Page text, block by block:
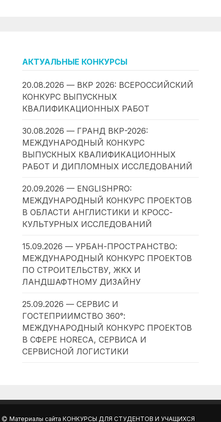
АКТУАЛЬНЫЕ КОНКУРСЫ
20.08.2026 — ВКР 2026: ВСЕРОССИЙСКИЙ
КОНКУРС ВЫПУСКНЫХ
КВАЛИФИКАЦИОННЫХ РАБОТ
30.08.2026 — ГРАНД ВКР-2026:
МЕЖДУНАРОДНЫЙ КОНКУРС
ВЫПУСКНЫХ КВАЛИФИКАЦИОННЫХ
РАБОТ И ДИПЛОМНЫХ ИССЛЕДОВАНИЙ
20.09.2026 — ENGLISHPRO:
МЕЖДУНАРОДНЫЙ КОНКУРС ПРОЕКТОВ
В ОБЛАСТИ АНГЛИСТИКИ И КРОСС-
КУЛЬТУРНЫХ ИССЛЕДОВАНИЙ
15.09.2026 — УРБАН-ПРОСТРАНСТВО:
МЕЖДУНАРОДНЫЙ КОНКУРС ПРОЕКТОВ
ПО СТРОИТЕЛЬСТВУ, ЖКХ И
ЛАНДШАФТНОМУ ДИЗАЙНУ
25.09.2026 — СЕРВИС И
ГОСТЕПРИИМСТВО 360°:
МЕЖДУНАРОДНЫЙ КОНКУРС ПРОЕКТОВ
В СФЕРЕ HORECA, СЕРВИСА И
СЕРВИСНОЙ ЛОГИСТИКИ
Материалы сайтаКОНКУРСЫ ДЛЯ СТУДЕНТОВ И УЧАЩИХСЯ